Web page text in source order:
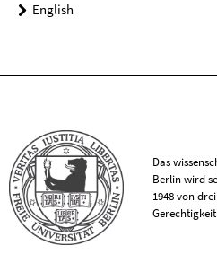
English
Das
Berlin wird
1948 von